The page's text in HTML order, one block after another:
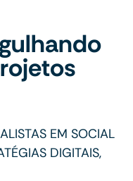
EM SOCIAL
DIGITAIS,